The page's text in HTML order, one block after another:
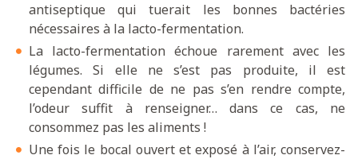
antiseptique qui tuerait les bonnes bactéries
nécessaires à la lacto-fermentation.
La lacto-fermentation échoue rarement avec les
légumes. Si elle ne s’est pas produite, il est
cependant difficile de ne pas s’en rendre compte,
l’odeur suffit à renseigner… dans ce cas, ne
consommez pas les aliments !
Une fois le bocal ouvert et exposé à l’air, conservez-